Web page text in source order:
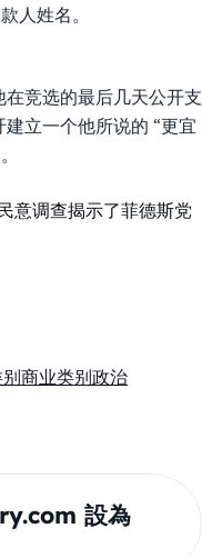
人姓名。
竞选的最后几天公开支
立一个他所说的 “更宜
意调查揭示了菲德斯党
商业类别政治
設為